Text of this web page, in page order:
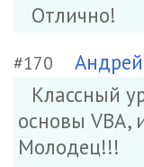
Отлично!
#170 Андрей
Классный
основы VBA,
Молодец!!!